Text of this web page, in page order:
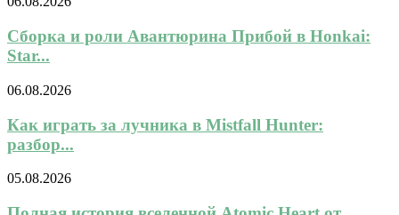
Сборка и роли Авантюрина Прибой в Honkai:
Star...
06.08.2026
Как играть за лучника в Mistfall Hunter:
разбор...
05.08.2026